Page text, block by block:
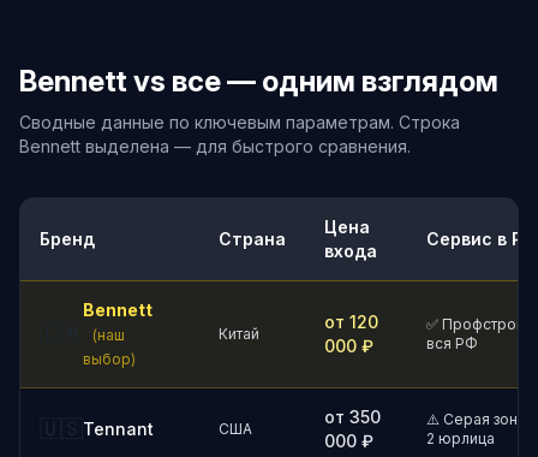
Bennett vs все — одним взглядом
Сводные данные по ключевым параметрам. Строка
Bennett выделена — для быстрого сравнения.
Бренд Страна
Цена
входа
Сервис в РФ
🇨🇳
Bennett
(наш
выбор)
Китай
от 120
000 ₽
✅ Профстрой,
вся РФ
🇺🇸Tennant США
от 350
000 ₽
⚠️ Серая зона,
2 юрлица